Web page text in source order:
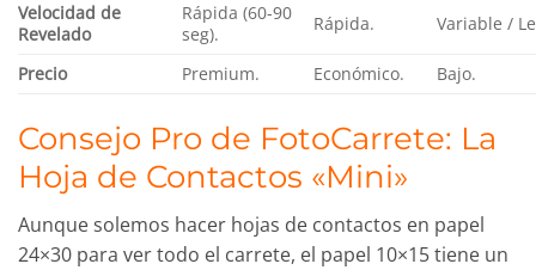
Velocidad de
Revelado
Rápida (60-90
seg).
Rápida. Variable /
Precio Premium. Económico. Bajo.
Consejo Pro de FotoCarrete: La
Hoja de Contactos «Mini»
Aunque solemos hacer hojas de contactos en papel
24×30 para ver todo el carrete, el papel 10×15 tiene un